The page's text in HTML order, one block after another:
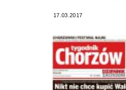
17.03.2017